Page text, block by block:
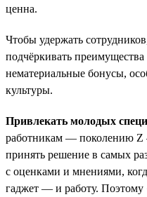
ценна.
Чтобы удержать
подчёркивать
нематериальные бонусы,
культуры.
Привлекать молодых
работникам — поколению
принять решение в самых
с оценками и мнениями,
гаджет — и работу. Поэтому